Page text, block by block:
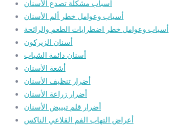
أسباب مشكلة تصدع الأسنان
أسباب وعوامل خطر ألم الأسنان
أسباب وعوامل خطر اضطرابات الطعم والرائحة
أسنان الزيركون
أسنان دائمة الشباب
أشعة الأسنان
أضرار تنظيف الأسنان
أضرار زراعة الأسنان
أضرار قلم تبييض الأسنان
أعراض التهاب الفم القلاعي الناكس